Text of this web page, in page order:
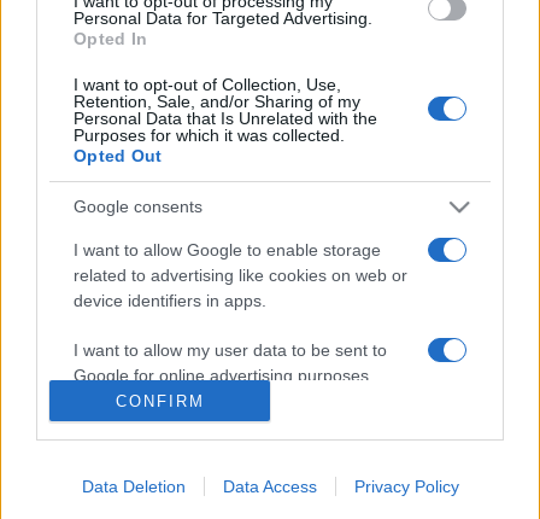
Personal Data for Targeted Advertising.
Opted In
I want to opt-out of Collection, Use,
Retention, Sale, and/or Sharing of my
Personal Data that Is Unrelated with the
Purposes for which it was collected.
Opted Out
Google consents
I want to allow Google to enable storage
related to advertising like cookies on web or
device identifiers in apps.
I want to allow my user data to be sent to
Google for online advertising purposes.
I want to allow Google to send me
I want to allow Google to enable storage
CONFIRM
Data Deletion Data Access Privacy Policy
környezete nem merte visszautasítani. Így azok bekerültek
Albert törvényébe.